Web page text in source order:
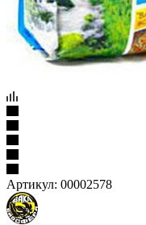
Артикул: 00002578